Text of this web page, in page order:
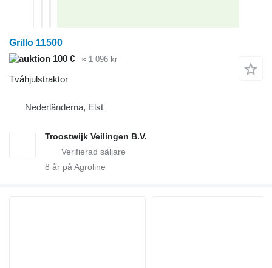
Grillo 11500
100 €
≈ 1 096 kr
Tvåhjulstraktor
Nederländerna, Elst
Troostwijk Veilingen B.V.
8 år på Agroline